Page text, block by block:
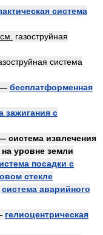
система
газоструйная
система
бесплатформенная
зажигания с
система извлечения
уровне земли
посадки с
стекле
система аварийного
гелиоцентрическая